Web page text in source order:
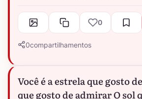
0
0compartilhamentos
Você é a estrela que gosto
que gosto de admirar O sol